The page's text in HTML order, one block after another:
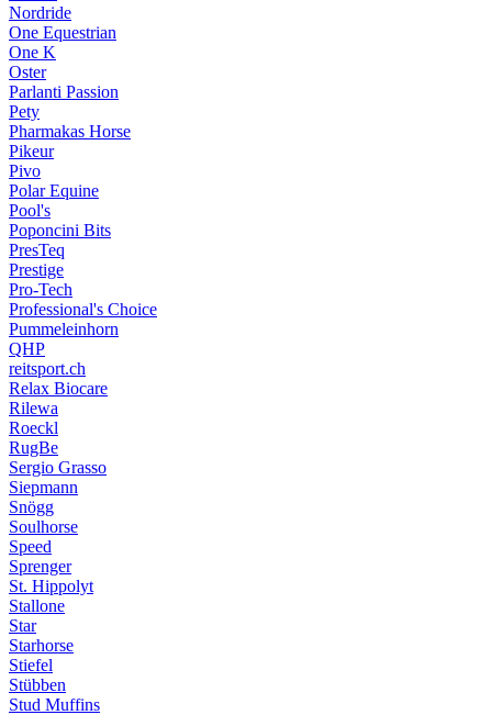
Nordride
One Equestrian
One K
Oster
Parlanti Passion
Pety
Pharmakas Horse
Pikeur
Pivo
Polar Equine
Pool's
Poponcini Bits
PresTeq
Prestige
Pro-Tech
Professional's Choice
Pummeleinhorn
QHP
reitsport.ch
Relax Biocare
Rilewa
Roeckl
RugBe
Sergio Grasso
Siepmann
Snögg
Soulhorse
Speed
Sprenger
St. Hippolyt
Stallone
Star
Starhorse
Stiefel
Stübben
Stud Muffins